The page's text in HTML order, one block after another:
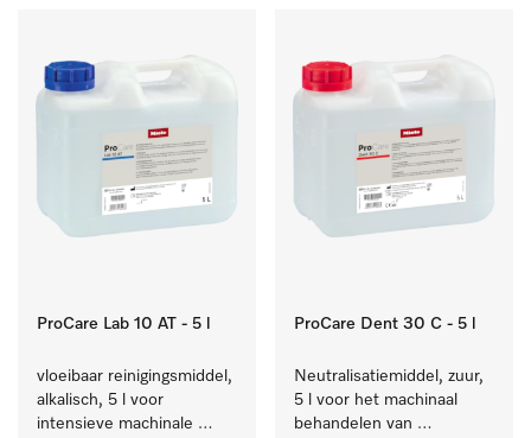
ProCare Lab 10 AT - 5 l
vloeibaar reinigingsmiddel,
alkalisch, 5 l voor
intensieve machinale
ProCare Dent 30 C - 5 l
Neutralisatiemiddel, zuur,
5 l voor het machinaal
behandelen van